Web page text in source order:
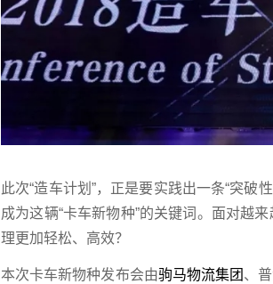
此次“造车计划”，正是要实践出一条“突破
成为这辆“卡车新物种”的关键词。面对越
理更加轻松、高效？
本次卡车新物种发布会由驹马物流集团 、